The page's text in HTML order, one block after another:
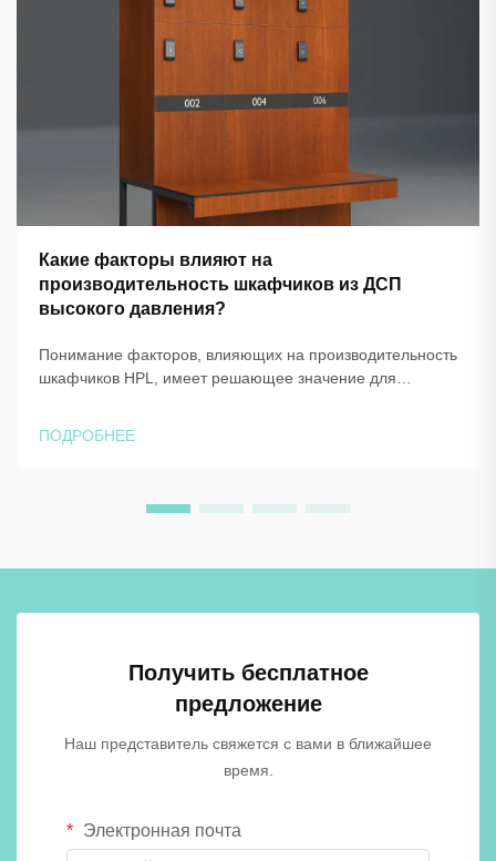
Какие факторы влияют на
производительность шкафчиков из ДСП
высокого давления?
Понимание факторов, влияющих на производительность
шкафчиков HPL, имеет решающее значение для
Технология высоконапорного ламината обеспечивает
ПОДРОБНЕЕ
Получить бесплатное
предложение
Наш представитель свяжется с вами в ближайшее
время.
Электронная почта